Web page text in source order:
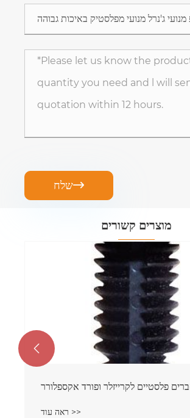
שלח
מוצרים קשורים
פלסטיים לקרייזלר ופורד אקספלורר
ראה עוד >>
